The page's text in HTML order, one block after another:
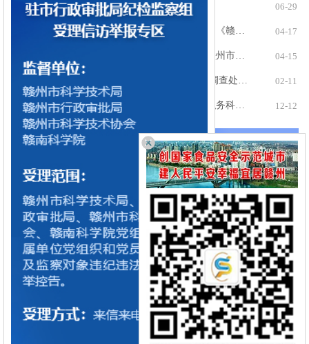
关于印发《赣州市科技项目监督办法》的通知 06-29
【政策解读】《赣州市重点实验室管理办法》《赣州市技术创新中心管理办法》政策解读 04-17
关于印发《赣州市重点实验室管理办法》《赣州市技术创新中心管理办法》的通知 04-15
科学技术部令第24号 科学技术活动违规行为调查处理规定 02-11
江西省科学技术厅等部门关于印发《江西省职务科技成果单列管理操作指引（试行）》的通知 12-12
优惠活动